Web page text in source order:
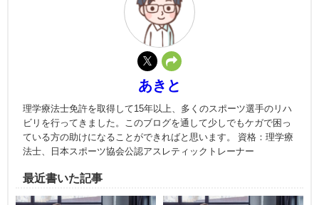
あきと
理学療法士免許を取得して15年以上、多くのスポーツ選手のリハ
ビリを行ってきました。このブログを通して少しでもケガで困っ
ている方の助けになることができればと思います。 資格：理学療
法士、日本スポーツ協会公認アスレティックトレーナー
最近書いた記事